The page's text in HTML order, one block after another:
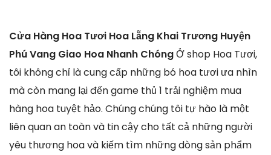
Cửa Hàng Hoa Tươi Hoa Lẵng Khai Trương Huyện
Phú Vang Giao Hoa Nhanh ChóngỞ shop Hoa Tươi,
tôi không chỉ là cung cấp những bó hoa tươi ưa nhìn
mà còn mang lại đến game thủ 1 trải nghiệm mua
hàng hoa tuyệt hảo. Chúng chúng tôi tự hào là một
liên quan an toàn và tin cậy cho tất cả những người
yêu thương hoa và kiếm tìm những dòng sản phẩm